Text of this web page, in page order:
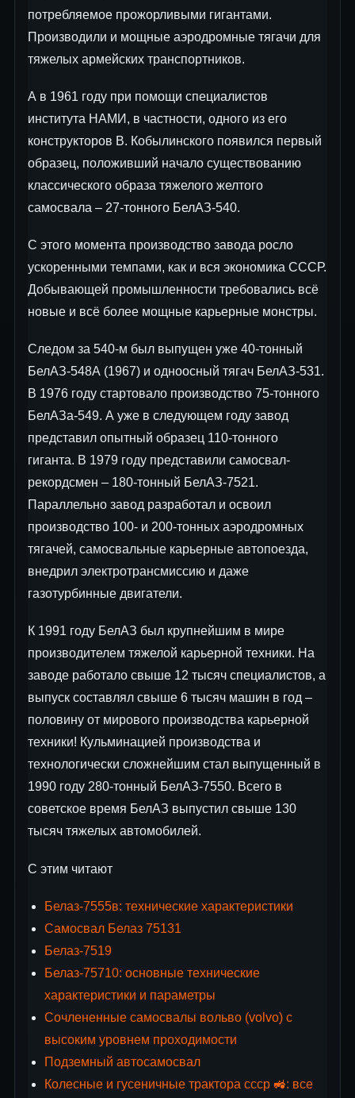
потребляемое прожорливыми гигантами.
Производили и мощные аэродромные тягачи для
тяжелых армейских транспортников.
А в 1961 году при помощи специалистов
института НАМИ, в частности, одного из его
конструкторов В. Кобылинского появился первый
образец, положивший начало существованию
классического образа тяжелого желтого
самосвала – 27-тонного БелАЗ-540.
С этого момента производство завода росло
ускоренными темпами, как и вся экономика СССР.
Добывающей промышленности требовались всё
новые и всё более мощные карьерные монстры.
Следом за 540-м был выпущен уже 40-тонный
БелАЗ-548А (1967) и одноосный тягач БелАЗ-531.
В 1976 году стартовало производство 75-тонного
БелАЗа-549. А уже в следующем году завод
представил опытный образец 110-тонного
гиганта. В 1979 году представили самосвал-
рекордсмен – 180-тонный БелАЗ-7521.
Параллельно завод разработал и освоил
производство 100- и 200-тонных аэродромных
тягачей, самосвальные карьерные автопоезда,
внедрил электротрансмиссию и даже
газотурбинные двигатели.
К 1991 году БелАЗ был крупнейшим в мире
производителем тяжелой карьерной техники. На
заводе работало свыше 12 тысяч специалистов, а
выпуск составлял свыше 6 тысяч машин в год –
половину от мирового производства карьерной
техники! Кульминацией производства и
технологически сложнейшим стал выпущенный в
1990 году 280-тонный БелАЗ-7550. Всего в
советское время БелАЗ выпустил свыше 130
тысяч тяжелых автомобилей.
С этим читают
Белаз-7555в: технические характеристики
Самосвал Белаз 75131
Белаз-7519
Белаз-75710: основные технические
характеристики и параметры
Сочлененные самосвалы вольво (volvo) с
высоким уровнем проходимости
Подземный автосамосвал
Колесные и гусеничные трактора ссср 🚜: все